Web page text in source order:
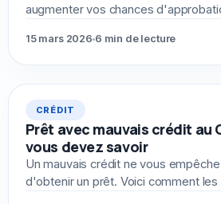
augmenter vos chances
15 mars 2026 6 min de lecture
CRÉDIT
Prêt avec mauvais crédit au
vous devez savoir
Un mauvais crédit ne vous
d'obtenir un prêt. Voici comment